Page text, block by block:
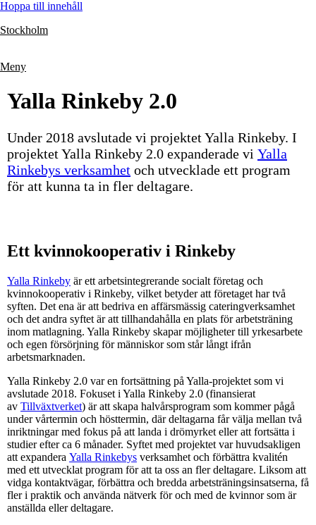
Hoppa till innehåll
Stockholm
Meny
Yalla Rinkeby 2.0
Under 2018 avslutade vi projektet Yalla Rinkeby. I
projektet Yalla Rinkeby 2.0 expanderade vi Yalla
Rinkebys verksamhet och utvecklade ett program
för att kunna ta in fler deltagare.
Ett kvinnokooperativ i Rinkeby
Yalla Rinkeby är ett arbetsintegrerande socialt företag och
kvinnokooperativ i Rinkeby, vilket betyder att företaget har två
syften. Det ena är att bedriva en affärsmässig cateringverksamhet
och det andra syftet är att tillhandahålla en plats för arbetsträning
inom matlagning. Yalla Rinkeby skapar möjligheter till yrkesarbete
och egen försörjning för människor som står långt ifrån
arbetsmarknaden.
Yalla Rinkeby 2.0 var en fortsättning på Yalla-projektet som vi
avslutade 2018. Fokuset i Yalla Rinkeby 2.0 (finansierat
av Tillväxtverket) är att skapa halvårsprogram som kommer pågå
under vårtermin och hösttermin, där deltagarna får välja mellan två
inriktningar med fokus på att landa i drömyrket eller att fortsätta i
studier efter ca 6 månader. Syftet med projektet var huvudsakligen
att expandera Yalla Rinkebys verksamhet och förbättra kvalitén
med ett utvecklat program för att ta oss an fler deltagare. Liksom att
vidga kontaktvägar, förbättra och bredda arbetsträningsinsatserna, få
fler i praktik och använda nätverk för och med de kvinnor som är
anställda eller deltagare.